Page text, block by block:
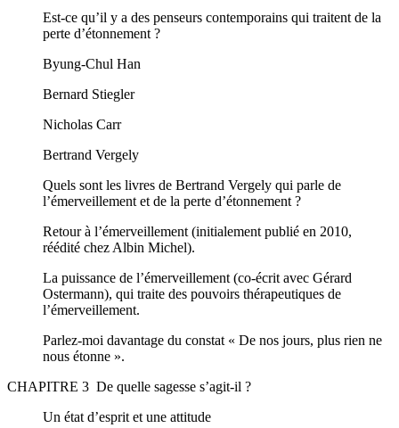
Est-ce qu’il y a des penseurs contemporains qui traitent de la
perte d’étonnement ?
Byung-Chul Han
Bernard Stiegler
Nicholas Carr
Bertrand Vergely
Quels sont les livres de Bertrand Vergely qui parle de
l’émerveillement et de la perte d’étonnement ?
Retour à l’émerveillement (initialement publié en 2010,
réédité chez Albin Michel).
La puissance de l’émerveillement (co-écrit avec Gérard
Ostermann), qui traite des pouvoirs thérapeutiques de
l’émerveillement.
Parlez-moi davantage du constat « De nos jours, plus rien ne
nous étonne ».
CHAPITRE 3 De quelle sagesse s’agit-il ?
Un état d’esprit et une attitude